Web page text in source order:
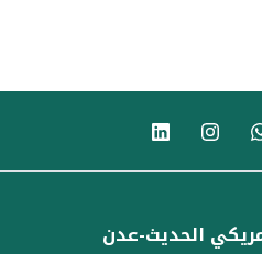
الحديث-عدن